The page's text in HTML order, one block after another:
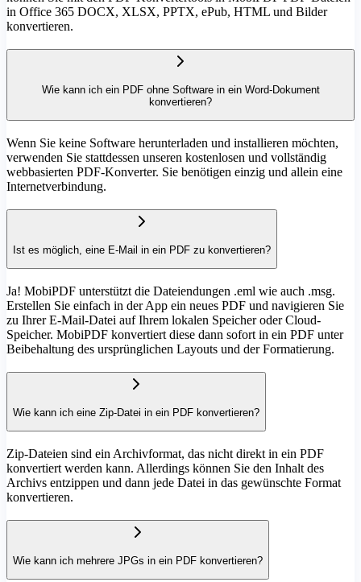
in Office 365 DOCX, XLSX, PPTX, ePub, HTML und Bilder
konvertieren.
Wie kann ich ein PDF ohne Software in ein Word-Dokument
konvertieren?
Wenn Sie keine Software herunterladen und installieren möchten,
verwenden Sie stattdessen unseren kostenlosen und vollständig
webbasierten PDF-Konverter. Sie benötigen einzig und allein eine
Internetverbindung.
Ist es möglich, eine E-Mail in ein PDF zu konvertieren?
Ja! MobiPDF unterstützt die Dateiendungen .eml wie auch .msg.
Erstellen Sie einfach in der App ein neues PDF und navigieren Sie
zu Ihrer E-Mail-Datei auf Ihrem lokalen Speicher oder Cloud-
Speicher. MobiPDF konvertiert diese dann sofort in ein PDF unter
Beibehaltung des ursprünglichen Layouts und der Formatierung.
Wie kann ich eine Zip-Datei in ein PDF konvertieren?
Zip-Dateien sind ein Archivformat, das nicht direkt in ein PDF
konvertiert werden kann. Allerdings können Sie den Inhalt des
Archivs entzippen und dann jede Datei in das gewünschte Format
konvertieren.
Wie kann ich mehrere JPGs in ein PDF konvertieren?